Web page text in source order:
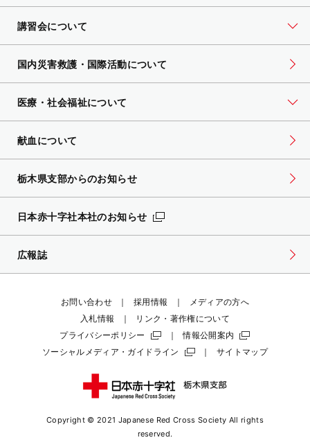
講習会について
国内災害救護・国際活動について
医療・社会福祉について
献血について
栃木県支部からのお知らせ
日本赤十字社本社のお知らせ
広報誌
お問い合わせ 採用情報
メディアの方へ
入札情報
リンク・著作権について
プライバシーポリシー
情報公開案内
ソーシャルメディア・ガイドライン
サイトマップ
Copyright © 2021 Japanese Red Cross Society All rights
reserved.